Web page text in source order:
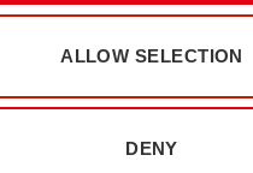
ALLOW SELECTION
DENY
Lue lisää STALA Connectista